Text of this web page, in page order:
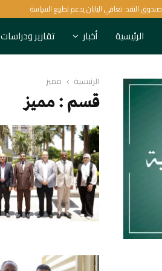
صندوق النقد: تعافي اليابان يدعم تطبيع السياسة
الرئيسية أخبار تقارير ودراسات
الرئيسية مميز
قسم : مميز